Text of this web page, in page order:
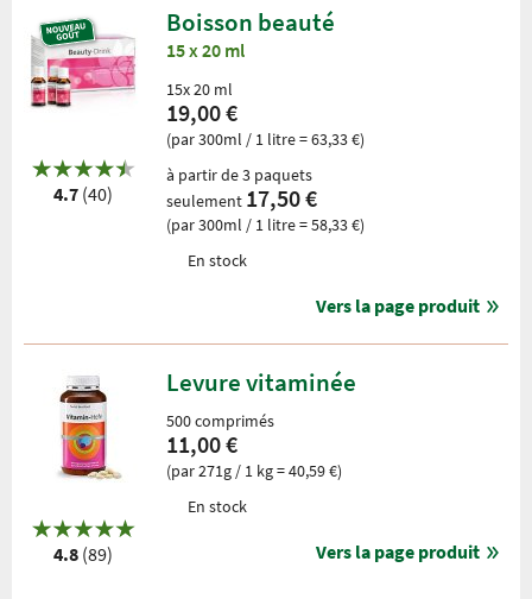
4.7 (40)
Boisson beauté
15 x 20 ml
15x 20 ml
19,00 €
(par 300ml / 1 litre = 63,33 €)
à partir de 3 paquets
seulement 17,50 €
(par 300ml / 1 litre = 58,33 €)
En stock
Vers la page produit
4.8 (89)
Levure vitaminée
500 comprimés
11,00 €
(par 271g / 1 kg = 40,59 €)
En stock
Vers la page produit